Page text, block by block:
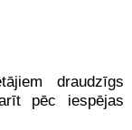
draudzīgs
pēc iespējas